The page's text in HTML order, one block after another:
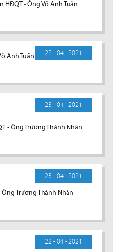
HĐQT - Ông Võ Anh Tuấn
22 - 04 - 2021
Anh Tuấn
23 - 04 - 2021
- Ông Trương Thành Nhân
23 - 04 - 2021
Ông Trương Thành Nhân
22 - 04 - 2021